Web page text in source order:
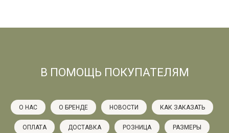
В ПОМОЩЬ ПОКУПАТЕЛЯМ
О НАС О БРЕНДЕ НОВОСТИ КАК ЗАКАЗАТЬ
ОПЛАТА ДОСТАВКА РОЗНИЦА РАЗМЕРЫ